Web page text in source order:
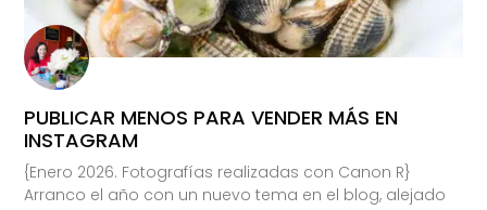
PUBLICAR MENOS PARA VENDER MÁS EN
INSTAGRAM
{Enero 2026. Fotografías realizadas con Canon R}
Arranco el año con un nuevo tema en el blog, alejado